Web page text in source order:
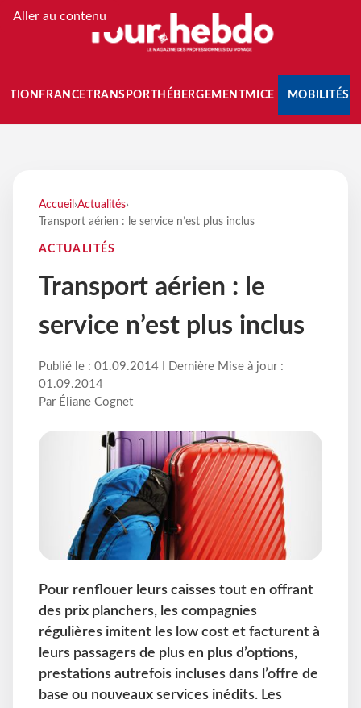
Aller au contenu
FRANCETRANSPORT HÉBERGEMENTMICE MOBILITÉS
Accueil ›Actualités›
Transport aérien : le service n’est plus inclus
ACTUALITÉS
Transport aérien : le
service n’est plus inclus
Publié le : 01.09.2014 I Dernière Mise à jour :
01.09.2014
Par Éliane Cognet
Pour renflouer leurs caisses tout en offrant
des prix planchers, les compagnies
régulières imitent les low cost et facturent à
leurs passagers de plus en plus d’options,
prestations autrefois incluses dans l’offre de
base ou nouveaux services inédits. Les